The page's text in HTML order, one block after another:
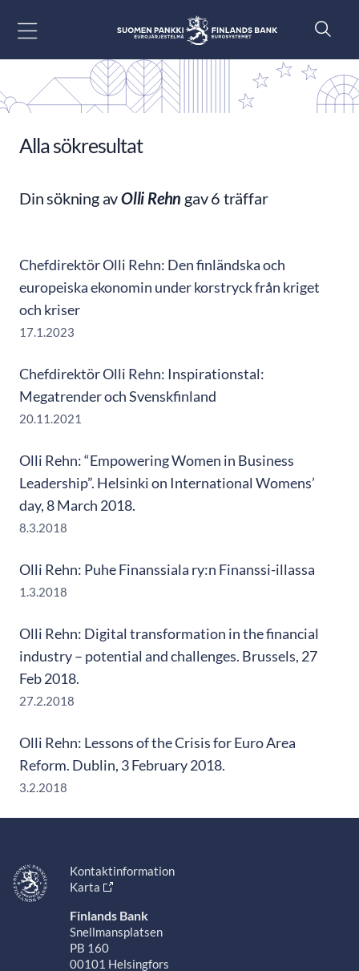
Alla sökresultat
Din sökning avOlli Rehn gav 6 träffar
Chefdirektör Olli Rehn: Den finländska och
europeiska ekonomin under korstryck från kriget
och kriser
17.1.2023
Chefdirektör Olli Rehn: Inspirationstal:
Megatrender och Svenskfinland
20.11.2021
Olli Rehn: “Empowering Women in Business
Leadership”. Helsinki on International Womens’
day, 8 March 2018.
8.3.2018
Olli Rehn: Puhe Finanssiala ry:n Finanssi-illassa
1.3.2018
Olli Rehn: Digital transformation in the financial
industry – potential and challenges. Brussels, 27
Feb 2018.
27.2.2018
Olli Rehn: Lessons of the Crisis for Euro Area
Reform. Dublin, 3 February 2018.
3.2.2018
Kontaktinformation
Karta
Finlands Bank
Snellmansplatsen
PB 160
00101 Helsingfors